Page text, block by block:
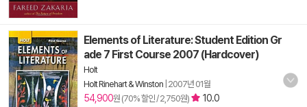
Elements of Literature: Student Edition Gr
ade 7 First Course 2007 (Hardcover)
Holt
Holt Rinehart & Winston 2007년 01월
54,900원 (70% 할인 / 2,750원)
10.0